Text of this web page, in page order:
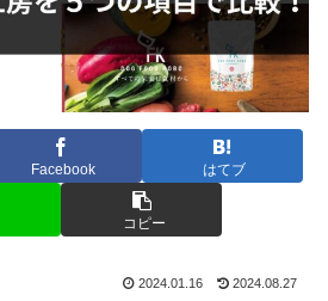
Facebook はてブ
コピー
2024.01.16 2024.08.27